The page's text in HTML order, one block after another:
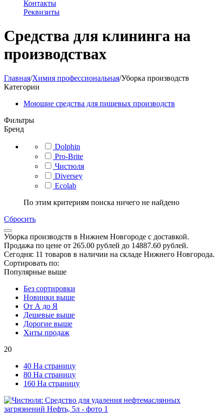
Контакты
Реквизиты
Средства для клининга на
производствах
Главная/Химия профессиональная/Уборка производств
Категории
Моющие средства для пищевых производств
Фильтры
Бренд
Dolphin
Pro-Brite
Чистюля
Diversey
Ecolab
По этим критериям поиска ничего не найдено
Сбросить
Уборка производств в Нижнем Новгороде с доставкой.
Продажа по цене от 265.00 рублей до 14887.60 рублей.
Сегодня: 11 товаров в наличии на складе Нижнего Новгорода.
Сортировать по:
Популярные выше
Без сортировки
Новинки выше
От А до Я
Дешевые выше
Дорогие выше
Хиты продаж
20
40 На страницу
80 На страницу
160 На страницу